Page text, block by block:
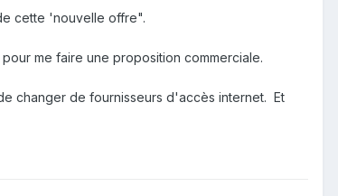
cette 'nouvelle offre".
me faire une proposition commerciale.
changer de fournisseurs d'accès internet. Et